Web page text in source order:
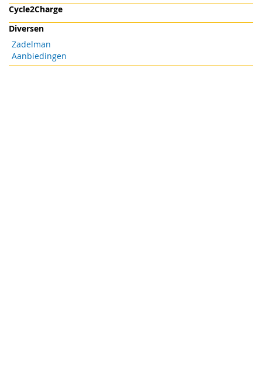
Cycle2Charge
Diversen
Zadelman
Aanbiedingen